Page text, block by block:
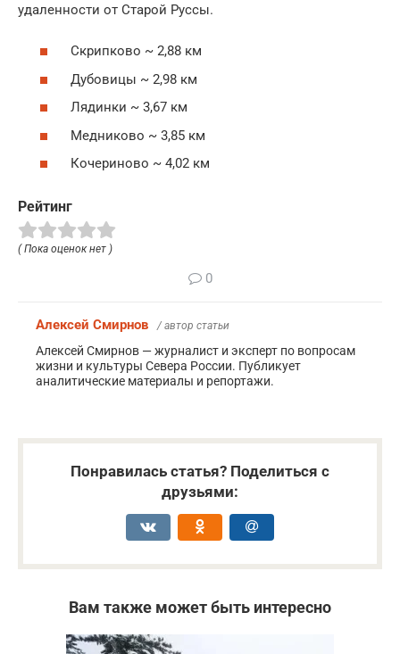
удаленности от Старой Руссы.
Скрипково ~ 2,88 км
Дубовицы ~ 2,98 км
Лядинки ~ 3,67 км
Медниково ~ 3,85 км
Кочериново ~ 4,02 км
Рейтинг
( Пока оценок нет )
0
Алексей Смирнов / автор статьи
Алексей Смирнов — журналист и эксперт по вопросам
жизни и культуры Севера России. Публикует
аналитические материалы и репортажи.
Понравилась статья? Поделиться с
друзьями:
Вам также может быть интересно